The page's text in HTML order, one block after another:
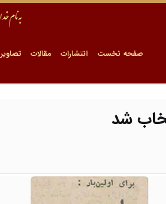
صفحه نخست انتشارات مقالات تصاویر
شد